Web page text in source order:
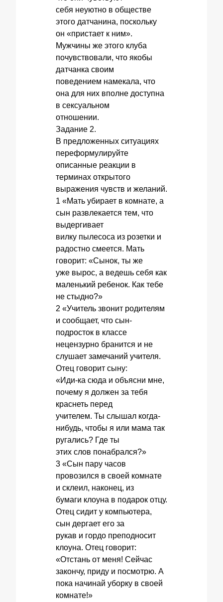
себя неуютно в обществе
этого датчанина, поскольку
он «пристает к ним».
Мужчины же этого клуба
почувствовали, что якобы
датчанка своим
поведением намекала, что
она для них вполне доступна
в сексуальном
отношении.
Задание 2.
В предложенных ситуациях
переформулируйте
описанные реакции в
терминах открытого
выражения чувств и желаний.
1 «Мать убирает в комнате, а
сын развлекается тем, что
выдергивает
вилку пылесоса из розетки и
радостно смеется. Мать
говорит: «Сынок, ты же
уже вырос, а ведешь себя как
маленький ребенок. Как тебе
не стыдно?»
2 «Учитель звонит родителям
и сообщает, что сын-
подросток в классе
нецензурно бранится и не
слушает замечаний учителя.
Отец говорит сыну:
«Иди-ка сюда и объясни мне,
почему я должен за тебя
краснеть перед
учителем. Ты слышал когда-
нибудь, чтобы я или мама так
ругались? Где ты
этих слов понабрался?»
3 «Сын пару часов
провозился в своей комнате
и склеил, наконец, из
бумаги клоуна в подарок отцу.
Отец сидит у компьютера,
сын дергает его за
рукав и гордо преподносит
клоуна. Отец говорит:
«Отстань от меня! Сейчас
закончу, приду и посмотрю. А
пока начинай уборку в своей
комнате!»